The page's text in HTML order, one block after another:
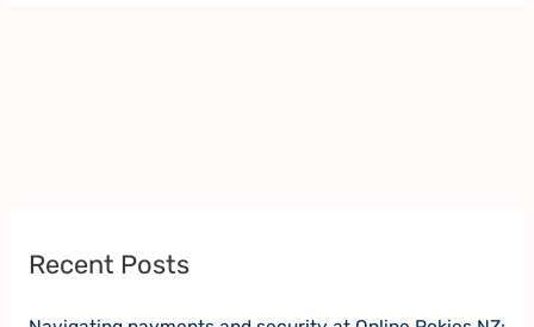
Recent Posts